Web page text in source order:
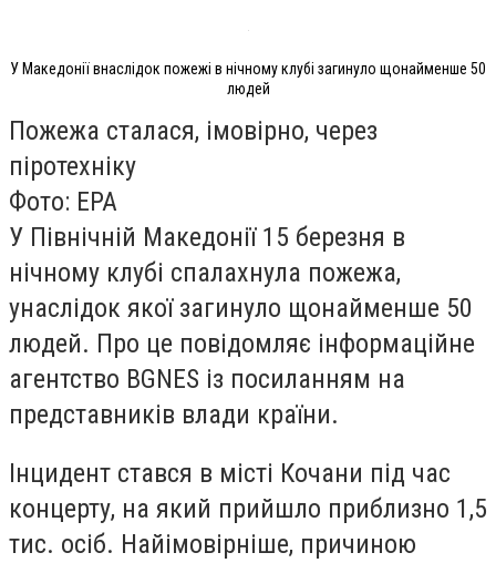
У Македонії внаслідок пожежі в нічному клубі загинуло щонайменше 50
людей
Пожежа сталася, імовірно, через
піротехніку
Фото: EPA
У Північній Македонії 15 березня в
нічному клубі спалахнула пожежа,
унаслідок якої загинуло щонайменше 50
людей. Про це повідомляє інформаційне
агентство BGNES із посиланням на
представників влади країни.
Інцидент стався в місті Кочани під час
концерту, на який прийшло приблизно 1,5
тис. осіб. Найімовірніше, причиною